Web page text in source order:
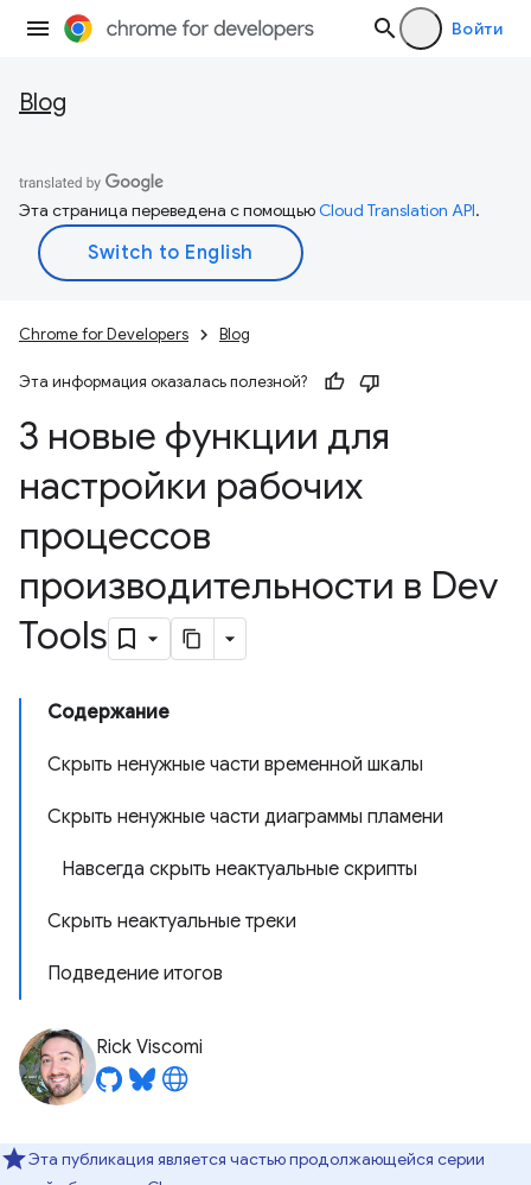
Войти
Blog
Эта страница переведена с помощьюCloud Translation API.
Chrome for Developers Blog
Эта информация оказалась полезной?
3 новые функции для
настройки рабочих
процессов
производительности в Dev
Tools
Содержание
Скрыть ненужные части временной шкалы
Скрыть ненужные части диаграммы пламени
Навсегда скрыть неактуальные скрипты
Скрыть неактуальные треки
Подведение итогов
Rick Viscomi
Эта публикация является частью продолжающейся серии